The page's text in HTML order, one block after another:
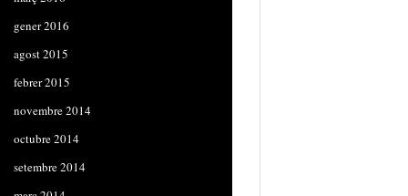
gener 2016
agost 2015
febrer 2015
novembre 2014
octubre 2014
setembre 2014